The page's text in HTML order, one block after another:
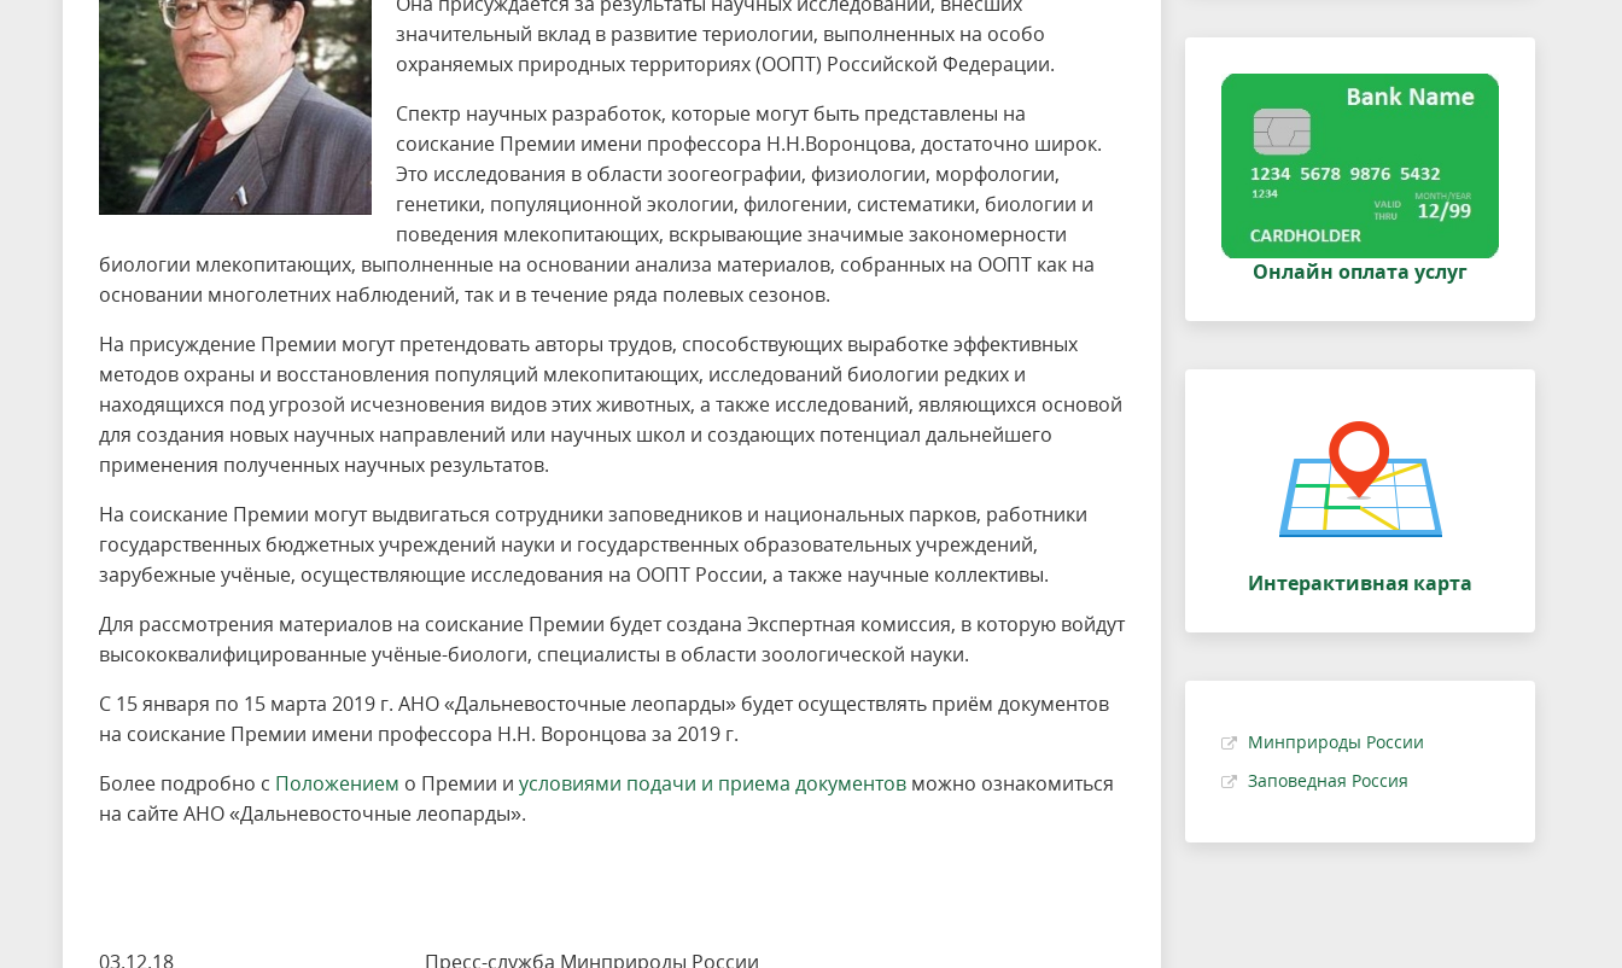
значительный вклад в развитие териологии, выполненных на особо
охраняемых природных территориях (ООПТ) Российской Федерации.
Спектр научных разработок, которые могут быть представлены на
соискание Премии имени профессора Н.Н.Воронцова, достаточно широк.
Это исследования в области зоогеографии, физиологии, морфологии,
генетики, популяционной экологии, филогении, систематики, биологии и
поведения млекопитающих, вскрывающие значимые закономерности
биологии млекопитающих, выполненные на основании анализа материалов, собранных на ООПТ как на
основании многолетних наблюдений, так и в течение ряда полевых сезонов.
На присуждение Премии могут претендовать авторы трудов, способствующих выработке эффективных
методов охраны и восстановления популяций млекопитающих, исследований биологии редких и
находящихся под угрозой исчезновения видов этих животных, а также исследований, являющихся основой
для создания новых научных направлений или научных школ и создающих потенциал дальнейшего
применения полученных научных результатов.
На соискание Премии могут выдвигаться сотрудники заповедников и национальных парков, работники
государственных бюджетных учреждений науки и государственных образовательных учреждений,
зарубежные учёные, осуществляющие исследования на ООПТ России, а также научные коллективы.
Для рассмотрения материалов на соискание Премии будет создана Экспертная комиссия, в которую войдут
высококвалифицированные учёные-биологи, специалисты в области зоологической науки.
С 15 января по 15 марта 2019 г. АНО «Дальневосточные леопарды» будет осуществлять приём документов
на соискание Премии имени профессора Н.Н. Воронцова за 2019 г.
Более подробно с Положением о Премии и условиями подачи и приема документов можно ознакомиться
на сайте АНО «Дальневосточные леопарды».
03.12.18 Пресс-служба Минприроды России
Онлайн оплата услуг
Интерактивная карта
Минприроды России
Заповедная Россия